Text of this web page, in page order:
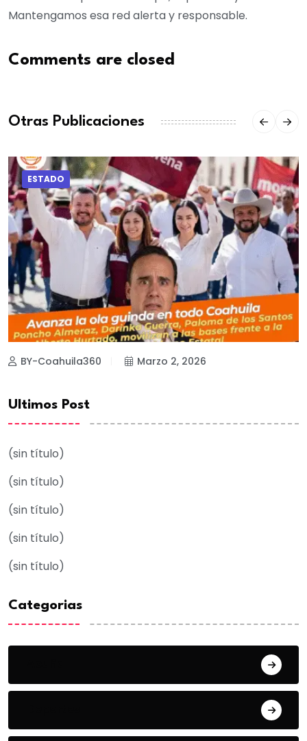
Mantengamos esa red alerta y responsable.
Comments are closed
Otras Publicaciones
ESTADO
BY-Coahuila360 Marzo 2, 2026
Ultimos Post
(sin título)
(sin título)
(sin título)
(sin título)
(sin título)
Categorias